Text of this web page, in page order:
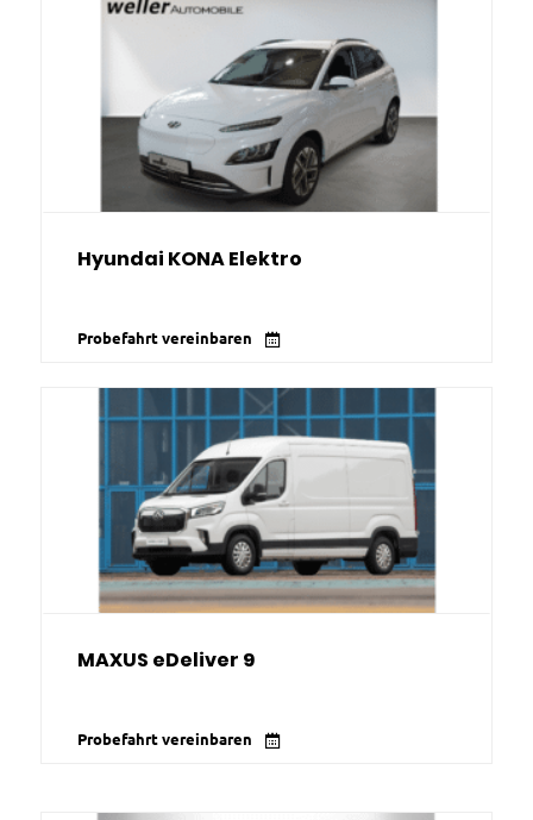
Hyundai KONA Elektro
Probefahrt vereinbaren
MAXUS eDeliver 9
Probefahrt vereinbaren